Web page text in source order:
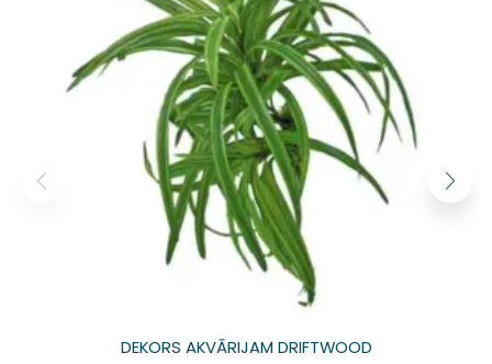
DEKORS AKVĀRIJAM DRIFTWOOD